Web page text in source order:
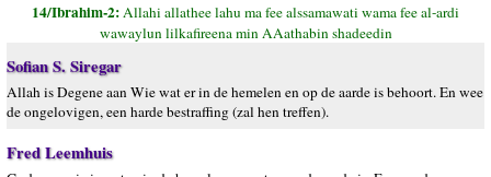
14/Ibrahim-2:Allahi allathee lahu ma fee alssamawati wama fee al-ardi
wawaylun lilkafireena min AAathabin shadeedin
Sofian S. Siregar
Allah is Degene aan Wie wat er in de hemelen en op de aarde is behoort. En wee
de ongelovigen, een harde bestraffing (zal hen treffen).
Fred Leemhuis